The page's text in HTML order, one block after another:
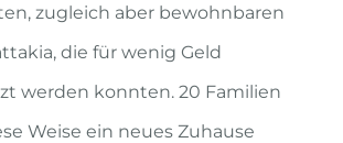
zugleich aber bewohnbaren
die für wenig Geld
werden konnten. 20 Familien
Weise ein neues Zuhause